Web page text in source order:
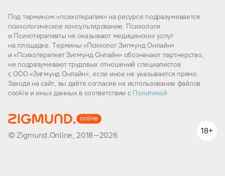
Под термином «психотерапия» на ресурсе подразумевается
психологическое консультирование. Психологи
и Психотерапевты не оказывают медицинских услуг
на площадке. Термины «Психолог Зигмунд Онлайн»
и «Психотерапевт Зигмунд Онлайн» обозначают партнерство,
не подразумевают трудовых отношений специалистов
с ООО «Зигмунд Онлайн», если иное не указывается прямо.
Заходя на сайт, вы даёте согласие на использование файлов
cookie и иных данных в соответствии cПолитикой
© Zigmund.Online, 2018–2026 18+